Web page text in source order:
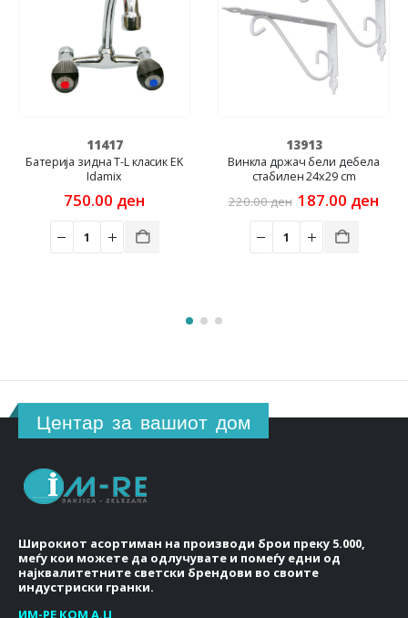
зидна T-L класик EK
ден
Винкла држач бели дебела
стабилен 24x29 cm
ден Original
price
was:
220.00 ден.
187.00денCurrent
price
is:
187.00 ден.
Центар за вашиот дом
Широкиот асортиман на производи брои преку 5.000,
меѓу кои можете да одлучувате и помеѓу едни од
најквалитетните светски брендови во своите
индустриски гранки.
ИМ-РЕ КОМ А.Џ